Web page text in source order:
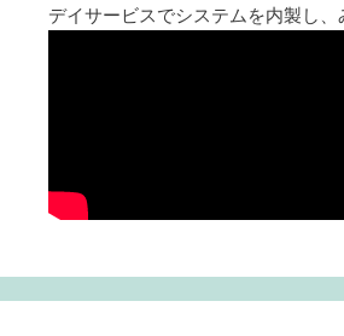
デイサービスでシステムを内製し